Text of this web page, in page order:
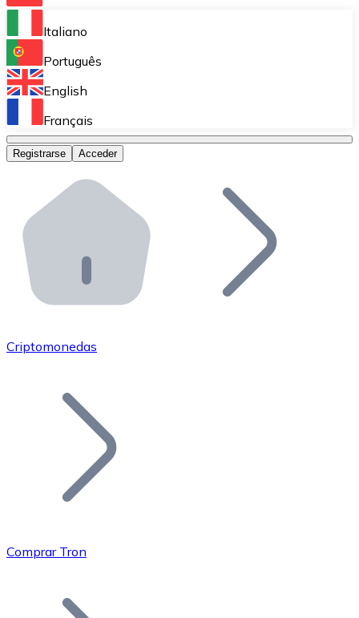
Bitnovo Ramp
Integra nuestra solución en tu plataforma.
Bitnovo Giftcards
Bitnovo OTC
Bitnovo ATM
Integra un ATM Bitnovo en tu negocio y permite que
Bitnovo API
Integra nuestra API en tu ecosistema.
Únete a nuestra red de distribuidores.
Añade tu proyecto a nuestro ecosistema.
Bitcoin
Italiano
Português
English
Français
Registrarse Acceder
Criptomonedas
Comprar Tron